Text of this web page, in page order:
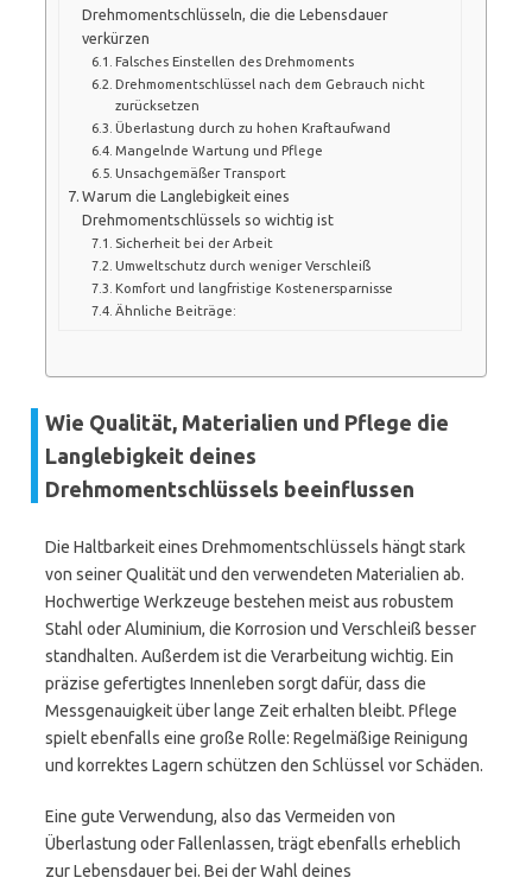
Drehmomentschlüsseln, die die Lebensdauer
verkürzen
Falsches Einstellen des Drehmoments
Drehmomentschlüssel nach dem Gebrauch nicht
zurücksetzen
Überlastung durch zu hohen Kraftaufwand
Mangelnde Wartung und Pflege
Unsachgemäßer Transport
Warum die Langlebigkeit eines
Drehmomentschlüssels so wichtig ist
Sicherheit bei der Arbeit
Umweltschutz durch weniger Verschleiß
Komfort und langfristige Kostenersparnisse
Ähnliche Beiträge:
Wie Qualität, Materialien und Pflege die
Langlebigkeit deines
Drehmomentschlüssels beeinflussen
Die Haltbarkeit eines Drehmomentschlüssels hängt stark
von seiner Qualität und den verwendeten Materialien ab.
Hochwertige Werkzeuge bestehen meist aus robustem
Stahl oder Aluminium, die Korrosion und Verschleiß besser
standhalten. Außerdem ist die Verarbeitung wichtig. Ein
präzise gefertigtes Innenleben sorgt dafür, dass die
Messgenauigkeit über lange Zeit erhalten bleibt. Pflege
spielt ebenfalls eine große Rolle: Regelmäßige Reinigung
und korrektes Lagern schützen den Schlüssel vor Schäden.
Eine gute Verwendung, also das Vermeiden von
Überlastung oder Fallenlassen, trägt ebenfalls erheblich
zur Lebensdauer bei. Bei der Wahl deines